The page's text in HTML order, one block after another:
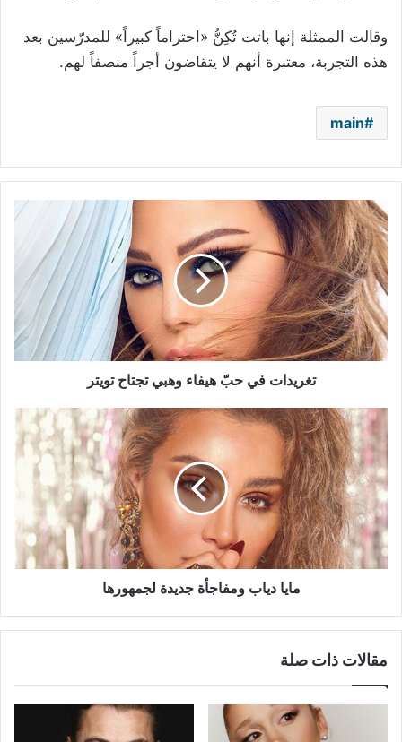
وقالت الممثلة إنها باتت تُكِنُّ «احتراماً كبيراً» للمدرّسين بعد
هذه التجربة، معتبرة أنهم لا يتقاضون أجراً منصفاً لهم.
main
تغريدات
في
حبّ
هيفاء
وهبي
تجتاح
تويتر
تغريدات في حبّ هيفاء وهبي تجتاح تويتر
مايا
دياب
ومفاجأة
جديدة
لجمهورها
مايا دياب ومفاجأة جديدة لجمهورها
مقالات ذات صلة